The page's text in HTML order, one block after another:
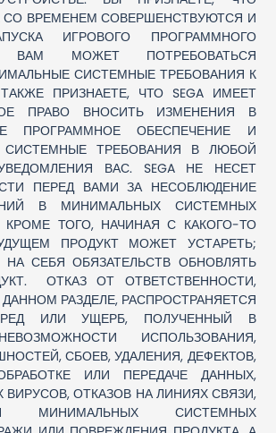
СО ВРЕМЕНЕМ СОВЕРШЕНСТВУЮТСЯ И
ИГРОВОГО ПРОГРАММНОГО
ВАМ МОЖЕТ ПОТРЕБОВАТЬСЯ
СИСТЕМНЫЕ ТРЕБОВАНИЯ К
ПРИЗНАЕТЕ, ЧТО SEGA ИМЕЕТ
ПРАВО ВНОСИТЬ ИЗМЕНЕНИЯ В
ПРОГРАММНОЕ ОБЕСПЕЧЕНИЕ И
ТРЕБОВАНИЯ В ЛЮБОЙ
ВАС. SEGA НЕ НЕСЕТ
ПЕРЕД ВАМИ ЗА НЕСОБЛЮДЕНИЕ
В МИНИМАЛЬНЫХ СИСТЕМНЫХ
ТОГО, НАЧИНАЯ С КАКОГО-ТО
ПРОДУКТ МОЖЕТ УСТАРЕТЬ;
НА СЕБЯ ОБЯЗАТЕЛЬСТВ ОБНОВЛЯТЬ
ОТКАЗ ОТ ОТВЕТСТВЕННОСТИ,
РАЗДЕЛЕ, РАСПРОСТРАНЯЕТСЯ
ИЛИ УЩЕРБ, ПОЛУЧЕННЫЙ В
ИСПОЛЬЗОВАНИЯ,
СБОЕВ, УДАЛЕНИЯ, ДЕФЕКТОВ,
ИЛИ ПЕРЕДАЧЕ ДАННЫХ,
ОТКАЗОВ НА ЛИНИЯХ СВЯЗИ,
МИНИМАЛЬНЫХ СИСТЕМНЫХ